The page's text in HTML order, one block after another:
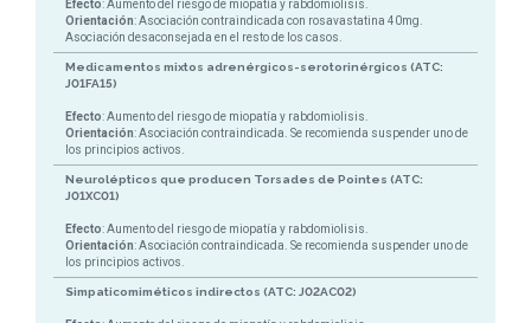
Efecto: Aumento del riesgo de miopatía y rabdomiolisis.
Orientación: Asociación contraindicada con rosavastatina 40mg.
Asociación desaconsejada en el resto de los casos.
Medicamentos mixtos adrenérgicos-serotorinérgicos (ATC:
J01FA15)
Efecto: Aumento del riesgo de miopatía y rabdomiolisis.
Orientación: Asociación contraindicada. Se recomienda suspender uno de
los principios activos.
Neurolépticos que producen Torsades de Pointes (ATC:
J01XC01)
Efecto: Aumento del riesgo de miopatía y rabdomiolisis.
Orientación: Asociación contraindicada. Se recomienda suspender uno de
los principios activos.
Simpaticomiméticos indirectos (ATC: J02AC02)